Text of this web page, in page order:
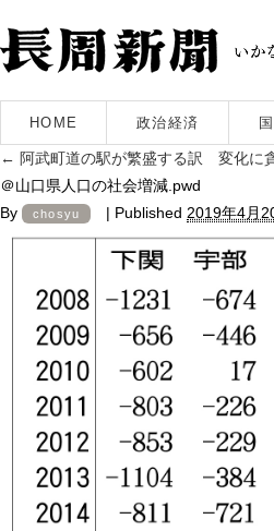
HOME 政治経済
← 阿武町道の駅が繁盛する訳 変化に
＠山口県人口の社会増減.pwd
By
chosyu | Published 2019年4月